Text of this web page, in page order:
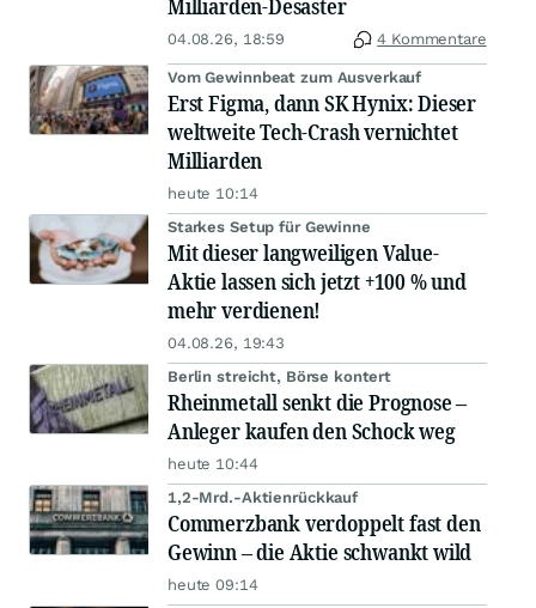
Milliarden-Desaster
04.08.26, 18:59 4 Kommentare
Vom Gewinnbeat zum Ausverkauf
Erst Figma, dann SK Hynix: Dieser
weltweite Tech-Crash vernichtet
Milliarden
heute 10:14
Starkes Setup für Gewinne
Mit dieser langweiligen Value-
Aktie lassen sich jetzt +100 % und
mehr verdienen!
04.08.26, 19:43
Berlin streicht, Börse kontert
Rheinmetall senkt die Prognose –
Anleger kaufen den Schock weg
heute 10:44
1,2-Mrd.-Aktienrückkauf
Commerzbank verdoppelt fast den
Gewinn – die Aktie schwankt wild
heute 09:14